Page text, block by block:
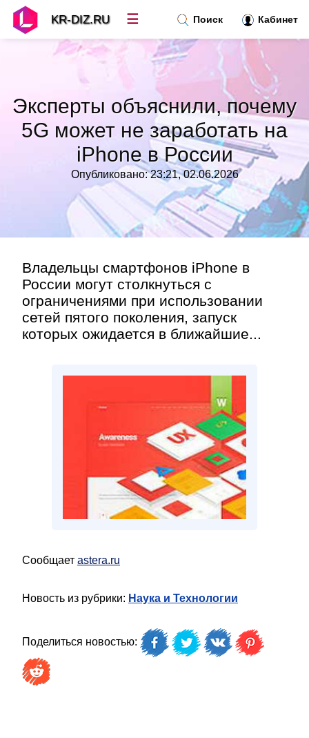
Эксперты объяснили, почему
5G может не заработать на
iPhone в России
Опубликовано: 23:21, 02.06.2026
Владельцы смартфонов iPhone в
России могут столкнуться с
ограничениями при использовании
сетей пятого поколения, запуск
которых ожидается в ближайшие...
Сообщает astera.ru
Новость из рубрики: Наука и Технологии
Поделиться новостью:
Поиск Кабинет
KR-DIZ.RU ☰
Топ новостей»
»
Контакт»